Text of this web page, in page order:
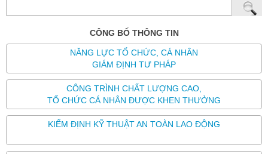
CÔNG BỐ THÔNG TIN
NĂNG LỰC TỔ CHỨC, CÁ NHÂN
GIÁM ĐỊNH TƯ PHÁP
CÔNG TRÌNH CHẤT LƯỢNG CAO,
TỔ CHỨC CÁ NHÂN ĐƯỢC KHEN THƯỞNG
KIỂM ĐỊNH KỸ THUẬT AN TOÀN LAO ĐỘNG